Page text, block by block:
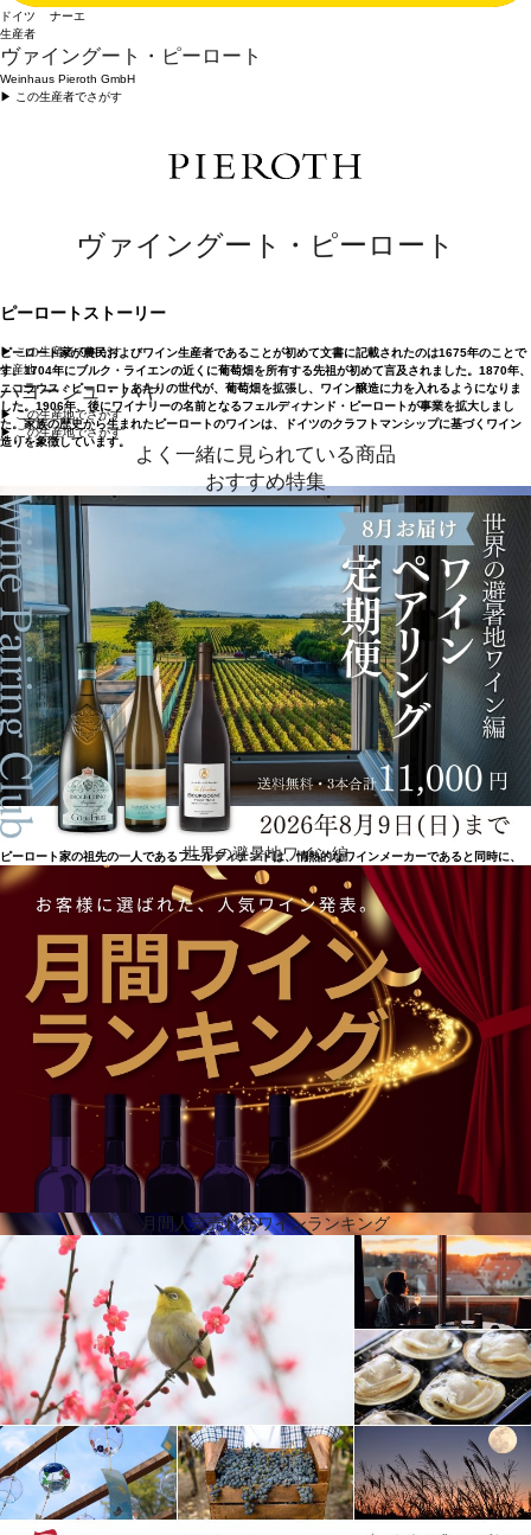
ドイツ ナーエ
生産者
ヴァイングート・ピーロート
Weinhaus Pieroth GmbH
▶︎ この生産者でさがす
ヴァイングート・ピーロート
ピーロートストーリー
ピーロート家が農民およびワイン生産者であることが初めて文書に記載されたのは1675年のことで
す。1704年にブルク・ライエンの近くに葡萄畑を所有する先祖が初めて言及されました。1870年、
ニコラウス・ピーロートあたりの世代が、葡萄畑を拡張し、ワイン醸造に力を入れるようになりま
した。1906年、後にワイナリーの名前となるフェルディナンド・ピーロートが事業を拡大しまし
た。家族の歴史から生まれたピーロートのワインは、ドイツのクラフトマンシップに基づくワイン
造りを象徴しています。
ワインのエキサイティングな瞬間と楽しさを象徴
ピーロート家の祖先の一人であるフェルディナンドは、情熱的なワインメーカーであると同時に、
先見性のある人物でした。ナーエのワイナリーの歴史上初めて、1926年にワインを瓶詰めし、ワイ
ン愛好家に送り出したのです。それまで、ワインは樽から直接販売されていたのです。それからワ
インも生産者から飲み手へ直接出荷されるようになりました。1953年、エルマーとクノのピーロー
ト兄弟が、お客様のもとで個人的にワインを試飲するというアイデアで、国際的なワイン販売の基
礎を築き上げました。1960年、ピーロート社は拡大し、英国に初の海外支店を開設。2014年、ブル
ク・ライエンの家族経営ワイナリーは、25haを栽培するように。2015年、オーナー一族が監査役会
に参加し、会社の発展に貢献。2018年、ピーロートのコーポレートブランドを再び鮮明にし、ドイ
ツをはじめ世界各国で、ワインのエキサイティングな瞬間と楽しさを象徴しています。
真のパイオニアに捧げられたラインナップ
2020年、ピーロートは345年の歴史を祝いました。ドイツ全土のワインの旅を表現し、異なる生産
地、多様な葡萄品種、さまざまなスタイルのワインが揃っています。17世紀の創業以来、彼らが大
切にしてきたことは、顧客との密な関係です。それは、今日に至るまで変わっていません。しか
し、彼らは常に時代の変化を独自の革新的な精神で受け止めてきました。このヴァイングート・ピ
ーロートのラインナップは、350年のワイン造りの歴史を称えています。
▶︎ この生産者でさがす
生産地
ハヨーシュ・バヤ
▶︎ この生産地でさがす
▶︎ この生産地でさがす
よく一緒に見られている商品
おすすめ特集
世界の避暑地ワイン編
月間人気売れ筋ワインランキング